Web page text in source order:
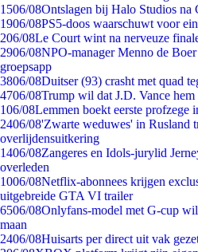
1506/08Ontslagen bij Halo Studios na
1906/08PS5-doos waarschuwt voor
206/08Le Court wint na nerveuze
2906/08NPO-manager Menno de
groepsapp
3806/08Duitser (93) crasht met quad
4706/08Trump wil dat J.D. Vance
106/08Lemmen boekt eerste profzege
2406/08'Zwarte weduwes' in Rusland
overlijdensuitkering
1406/08Zangeres en Idols-jurylid
overleden
1006/08Netflix-abonnees krijgen
uitgebreide GTA VI trailer
6506/08Onlyfans-model met G-cup
maan
2406/08Huisarts per direct uit vak